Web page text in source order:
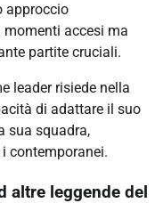
approccio
accesi ma
partite cruciali.
leader risiede nella
di adattare il suo
sua squadra,
contemporanei.
altre leggende del